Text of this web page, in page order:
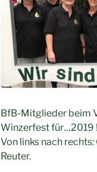
BfB-Mitglieder beim
Winzerfest für…2019 !
Von links nach
Reuter.